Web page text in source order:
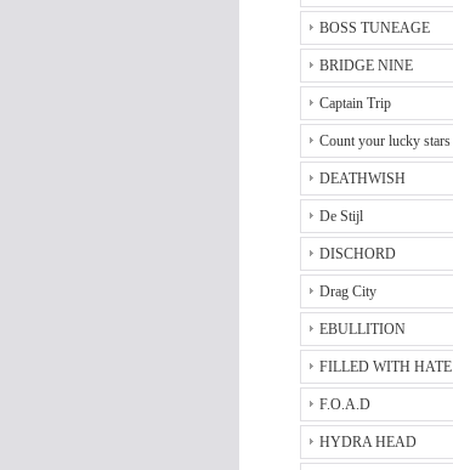
BOSS TUNEAGE
BRIDGE NINE
Captain Trip
Count your lucky stars
DEATHWISH
De Stijl
DISCHORD
Drag City
EBULLITION
FILLED WITH HATE
F.O.A.D
HYDRA HEAD